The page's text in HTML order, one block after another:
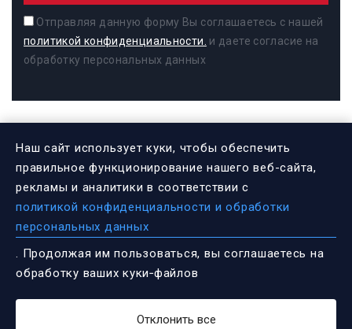
Отправляя данную форму Вы соглашаетесь с нашей
политикой конфиденциальности. и даете согласие на
обработку персональных данных
ИНФОРМАЦИЯ
Федеральный проект «Культура
малой Родины»
Независимая оценка качества
Наш сайт использует куки, чтобы обеспечить
правильное функционирование нашего веб-сайта,
рекламы и аналитики в соответствии с
политикой конфиденциальности и обработки
персональных данных
. Продолжая им пользоваться, вы соглашаетесь на
обработку ваших куки‑файлов
Отклонить все